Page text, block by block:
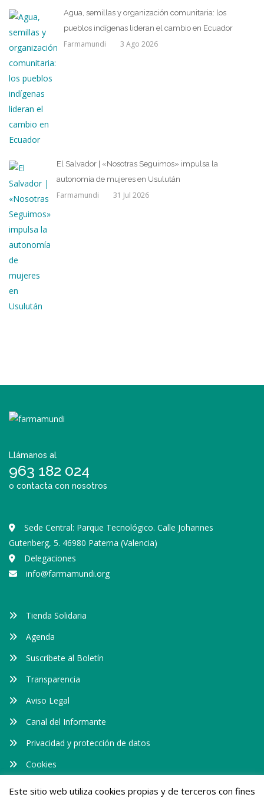
Agua, semillas y organización comunitaria: los
pueblos indígenas lideran el cambio en Ecuador
Farmamundi 3 Ago 2026
El Salvador | «Nosotras Seguimos» impulsa la
autonomía de mujeres en Usulután
Farmamundi 31 Jul 2026
Llámanos al
963 182 024
o contacta con nosotros
Sede Central: Parque Tecnológico. Calle Johannes
Gutenberg, 5. 46980 Paterna (Valencia)
Delegaciones
info@farmamundi.org
Tienda Solidaria
Agenda
Suscríbete al Boletín
Transparencia
Aviso Legal
Canal del Informante
Privacidad y protección de datos
Cookies
Este sitio web utiliza cookies propias y de terceros con fines